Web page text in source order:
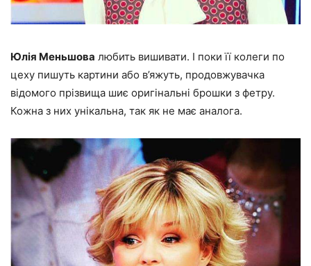
Юлія Меньшова любить вишивати. І поки її колеги по
цеху пишуть картини або в’яжуть, продовжувачка
відомого прізвища шиє оригінальні брошки з фетру.
Кожна з них унікальна, так як не має аналога.